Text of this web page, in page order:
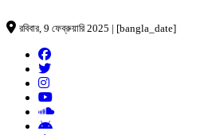
রবিবার, 9 ফেব্রুয়ারি 2025 | [bangla_date]